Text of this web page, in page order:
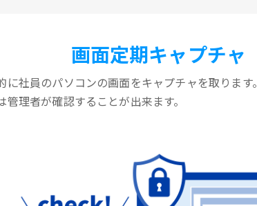
画面定期キャプチャ
に社員のパソコンの画面をキャプチャを取ります。
管理者が確認することが出来ます。